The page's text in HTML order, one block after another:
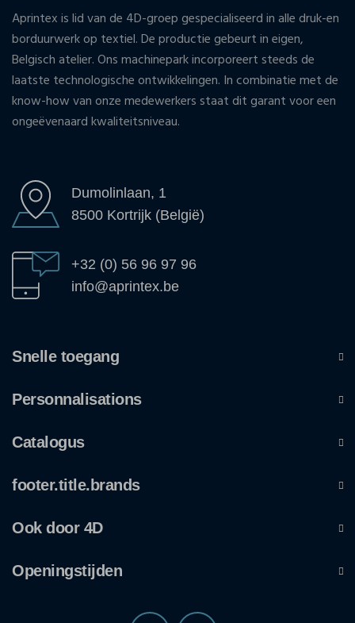
Aprintex is lid van de 4D-groep gespecialiseerd in alle druk-en
borduurwerk op textiel. De productie gebeurt in eigen,
Belgisch atelier. Ons machinepark incorporeert steeds de
laatste technologische ontwikkelingen. In combinatie met de
know-how van onze medewerkers staat dit garant voor een
ongeëvenaard kwaliteitsniveau.
Dumolinlaan, 1
8500 Kortrijk (België)
+32 (0) 56 96 97 96
info@aprintex.be
Snelle toegang
Personnalisations
Catalogus
footer.title.brands
Ook door 4D
Openingstijden